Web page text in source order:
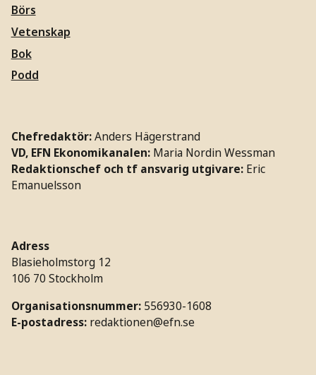
Börs
Vetenskap
Bok
Podd
Chefredaktör:Anders Hägerstrand
VD, EFN Ekonomikanalen: Maria Nordin Wessman
Redaktionschef och tf ansvarig utgivare: Eric
Emanuelsson
Adress
Blasieholmstorg 12
106 70 Stockholm
Organisationsnummer: 556930-1608
E-postadress: redaktionen@efn.se